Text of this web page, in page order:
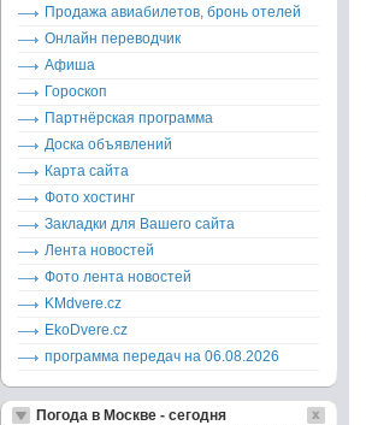
Продажа авиабилетов, бронь отелей
Онлайн переводчик
Афиша
Гороскоп
Партнёрская программа
Доска объявлений
Карта сайта
Фото хостинг
Закладки для Вашего сайта
Лента новостей
Фото лента новостей
KMdvere.cz
EkoDvere.cz
программа передач на 06.08.2026
Погода в Москве - сегодня